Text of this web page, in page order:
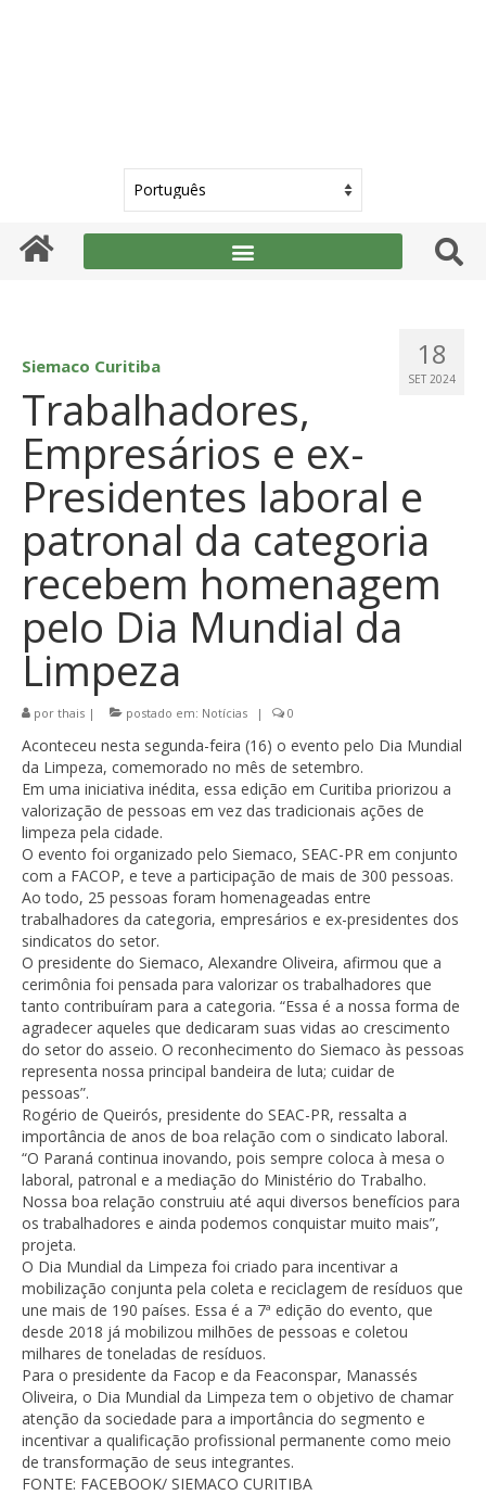
18
SET 2024
Siemaco Curitiba
Trabalhadores,
Empresários e ex-
Presidentes laboral e
patronal da categoria
recebem homenagem
pelo Dia Mundial da
Limpeza
por thais | postado em: Notícias | 0
Aconteceu nesta segunda-feira (16) o evento pelo Dia Mundial
da Limpeza, comemorado no mês de setembro.
Em uma iniciativa inédita, essa edição em Curitiba priorizou a
valorização de pessoas em vez das tradicionais ações de
limpeza pela cidade.
O evento foi organizado pelo Siemaco, SEAC-PR em conjunto
com a FACOP, e teve a participação de mais de 300 pessoas.
Ao todo, 25 pessoas foram homenageadas entre
trabalhadores da categoria, empresários e ex-presidentes dos
sindicatos do setor.
O presidente do Siemaco, Alexandre Oliveira, afirmou que a
cerimônia foi pensada para valorizar os trabalhadores que
tanto contribuíram para a categoria. “Essa é a nossa forma de
agradecer aqueles que dedicaram suas vidas ao crescimento
do setor do asseio. O reconhecimento do Siemaco às pessoas
representa nossa principal bandeira de luta; cuidar de
pessoas”.
Rogério de Queirós, presidente do SEAC-PR, ressalta a
importância de anos de boa relação com o sindicato laboral.
“O Paraná continua inovando, pois sempre coloca à mesa o
laboral, patronal e a mediação do Ministério do Trabalho.
Nossa boa relação construiu até aqui diversos benefícios para
os trabalhadores e ainda podemos conquistar muito mais”,
projeta.
O Dia Mundial da Limpeza foi criado para incentivar a
mobilização conjunta pela coleta e reciclagem de resíduos que
une mais de 190 países. Essa é a 7ª edição do evento, que
desde 2018 já mobilizou milhões de pessoas e coletou
milhares de toneladas de resíduos.
Para o presidente da Facop e da Feaconspar, Manassés
Oliveira, o Dia Mundial da Limpeza tem o objetivo de chamar
atenção da sociedade para a importância do segmento e
incentivar a qualificação profissional permanente como meio
de transformação de seus integrantes.
FONTE: FACEBOOK/ SIEMACO CURITIBA